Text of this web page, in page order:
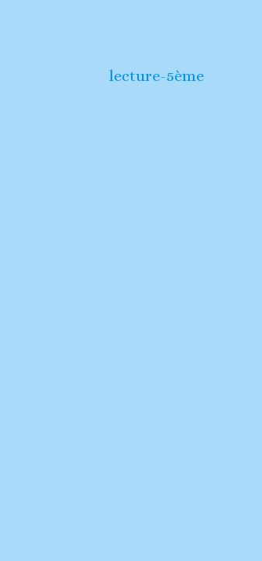
lecture-5ème